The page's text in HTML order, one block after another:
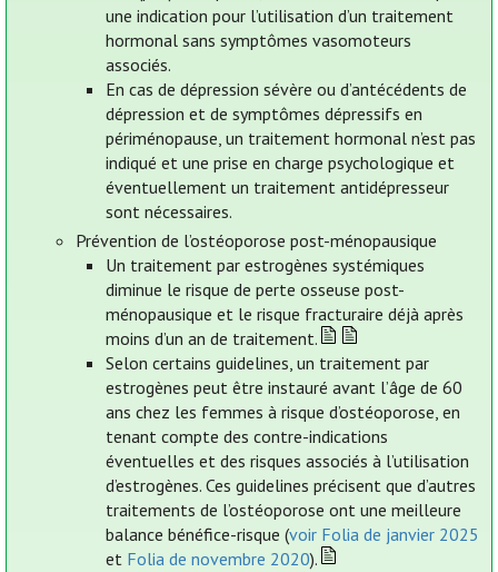
une indication pour l’utilisation d’un traitement
hormonal sans symptômes vasomoteurs
associés.
En cas de dépression sévère ou d’antécédents de
dépression et de symptômes dépressifs en
périménopause, un traitement hormonal n’est pas
indiqué et une prise en charge psychologique et
éventuellement un traitement antidépresseur
sont nécessaires.
Prévention de l’ostéoporose post-ménopausique
Un traitement par estrogènes systémiques
diminue le risque de perte osseuse post-
ménopausique et le risque fracturaire déjà après
moins d’un an de traitement.
Selon certains guidelines, un traitement par
estrogènes peut être instauré avant l’âge de 60
ans chez les femmes à risque d’ostéoporose, en
tenant compte des contre-indications
éventuelles et des risques associés à l’utilisation
d’estrogènes. Ces guidelines précisent que d’autres
traitements de l’ostéoporose ont une meilleure
balance bénéfice-risque (voir Folia de janvier 2025
et Folia de novembre 2020).